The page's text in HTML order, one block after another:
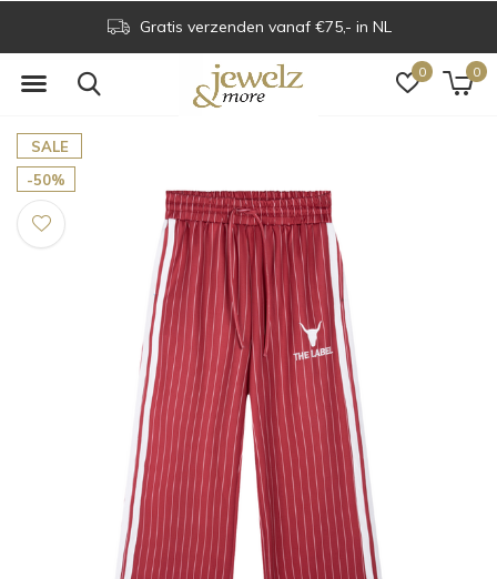
0 0
Gratis verzenden vanaf €75,- in NL
SALE
-50%